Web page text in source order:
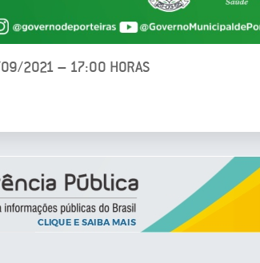
09/2021 – 17:00 HORAS